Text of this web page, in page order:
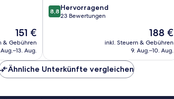
Der
Preis
beträgt
151 €
& Gebühren
Aug.–13. Aug.
8.8
von
8,8 Hervorragend
23 Bewertungen
Der
Preis
beträgt
188 €
inkl. Steuern & Gebühren
9. Aug.–10. Aug.
Ähnliche Unterkünfte vergleichen